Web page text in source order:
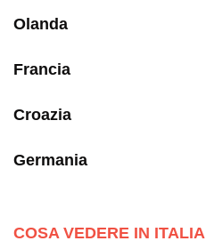
Olanda
Francia
Croazia
Germania
COSA VEDERE IN ITALIA